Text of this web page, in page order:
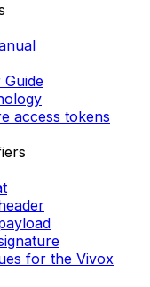
access tokens
for the Vivox